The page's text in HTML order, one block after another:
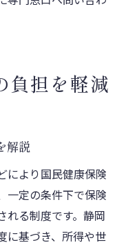
負担を軽減
解説
により国民健康保険
一定の条件下で保険
れる制度です。静岡
に基づき、所得や世